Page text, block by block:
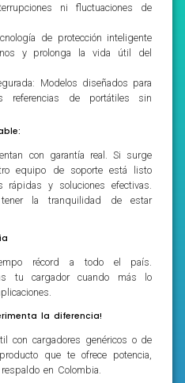
ni fluctuaciones de
de protección inteligente
y prolonga la vida útil del
Modelos diseñados para
referencias de portátiles sin
con garantía real. Si surge
equipo de soporte está listo
rápidas y soluciones efectivas.
la tranquilidad de estar
récord a todo el país.
tu cargador cuando más lo
la diferencia!
con cargadores genéricos o de
que te ofrece potencia,
en Colombia.